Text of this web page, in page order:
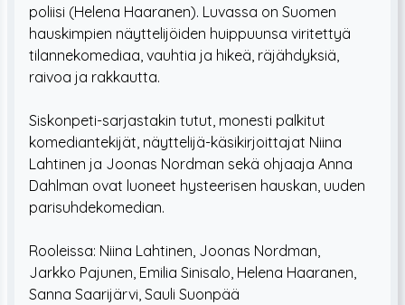
poliisi (Helena Haaranen). Luvassa on Suomen
hauskimpien näyttelijöiden huippuunsa viritettyä
tilannekomediaa, vauhtia ja hikeä, räjähdyksiä,
raivoa ja rakkautta.
Siskonpeti-sarjastakin tutut, monesti palkitut
komediantekijät, näyttelijä-käsikirjoittajat Niina
Lahtinen ja Joonas Nordman sekä ohjaaja Anna
Dahlman ovat luoneet hysteerisen hauskan, uuden
parisuhdekomedian.
Rooleissa: Niina Lahtinen, Joonas Nordman,
Jarkko Pajunen, Emilia Sinisalo, Helena Haaranen,
Sanna Saarijärvi, Sauli Suonpää